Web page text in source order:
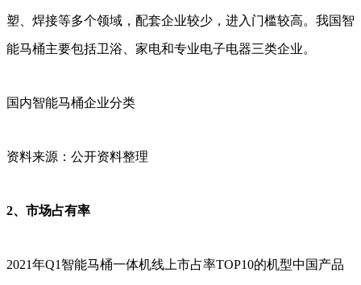
塑、焊接等多个领域，配套企业较少，进入门槛较高。我国智
能马桶主要包括卫浴、家电和专业电子电器三类企业。
国内智能马桶企业分类
资料来源：公开资料整理
2、市场占有率
2021年Q1智能马桶一体机线上市占率TOP10的机型中国产品